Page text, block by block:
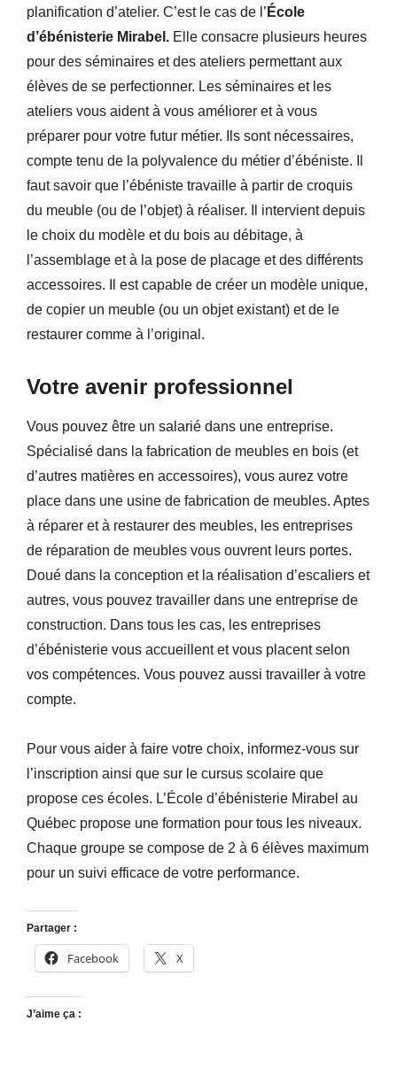
planification d’atelier. C’est le cas de l’ École
d’ébénisterie Mirabel. Elle consacre plusieurs heures
pour des séminaires et des ateliers permettant aux
élèves de se perfectionner. Les séminaires et les
ateliers vous aident à vous améliorer et à vous
préparer pour votre futur métier. Ils sont nécessaires,
compte tenu de la polyvalence du métier d’ébéniste. Il
faut savoir que l’ébéniste travaille à partir de croquis
du meuble (ou de l’objet) à réaliser. Il intervient depuis
le choix du modèle et du bois au débitage, à
l’assemblage et à la pose de placage et des différents
accessoires. Il est capable de créer un modèle unique,
de copier un meuble (ou un objet existant) et de le
restaurer comme à l’original.
Votre avenir professionnel
Vous pouvez être un salarié dans une entreprise.
Spécialisé dans la fabrication de meubles en bois (et
d’autres matières en accessoires), vous aurez votre
place dans une usine de fabrication de meubles. Aptes
à réparer et à restaurer des meubles, les entreprises
de réparation de meubles vous ouvrent leurs portes.
Doué dans la conception et la réalisation d’escaliers et
autres, vous pouvez travailler dans une entreprise de
construction. Dans tous les cas, les entreprises
d’ébénisterie vous accueillent et vous placent selon
vos compétences. Vous pouvez aussi travailler à votre
compte.
Pour vous aider à faire votre choix, informez-vous sur
l’inscription ainsi que sur le cursus scolaire que
propose ces écoles. L’École d’ébénisterie Mirabel au
Québec propose une formation pour tous les niveaux.
Chaque groupe se compose de 2 à 6 élèves maximum
pour un suivi efficace de votre performance.
Partager :
Facebook X
J’aime ça :